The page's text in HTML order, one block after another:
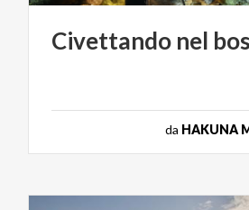
Civettando nel
da HAKUNA